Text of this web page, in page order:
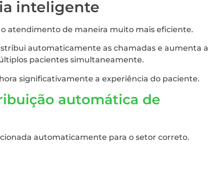
inteligente
atendimento de maneira muito mais eficiente.
automaticamente as chamadas e aumenta a
pacientes simultaneamente.
significativamente a experiência do paciente.
automática de
automaticamente para o setor correto.